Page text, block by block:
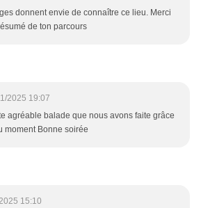
donnent envie de connaître ce lieu. Merci
de ton parcours
2025 19:07
agréable balade que nous avons faite grâce
moment Bonne soirée
15:10